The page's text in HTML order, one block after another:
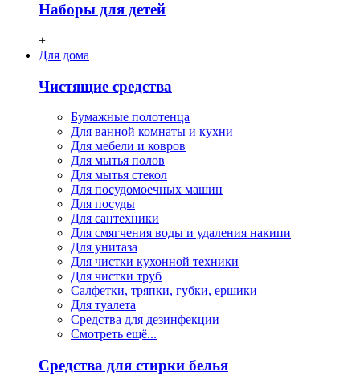
Наборы для детей
+
Для дома
Чистящие средства
Бумажные полотенца
Для ванной комнаты и кухни
Для мебели и ковров
Для мытья полов
Для мытья стекол
Для посудомоечных машин
Для посуды
Для сантехники
Для смягчения воды и удаления накипи
Для унитаза
Для чистки кухонной техники
Для чистки труб
Салфетки, тряпки, губки, ершики
Для туалета
Средства для дезинфекции
Смотреть ещё...
Средства для стирки белья